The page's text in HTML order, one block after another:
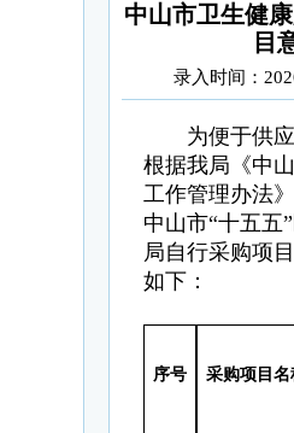
中山市卫生健
目
录入时间：
为便于供应
根据我局《中
工作管理办法
中山市“十五五
局自行采购项
如下：
序号 采购项目名